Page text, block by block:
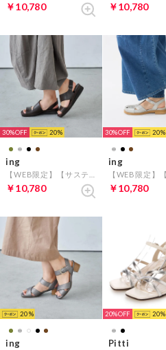
￥10,780 ￥10,780
30% 20
ing
￥10,780
30% 20
ing
￥10,780
20
ing
20% 20
Pitti